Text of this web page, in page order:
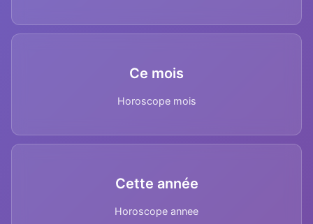
Ce mois
Horoscope mois
Cette année
Horoscope annee